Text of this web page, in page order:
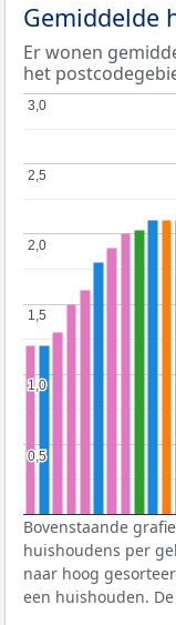
Gemiddelde
Er wonen
het
0,5
0,5
1,0
1,0
1,5
1,5
2,0
2,0
2,5
2,5
3,0
3,0
Bovenstaande
huishoudens per
naar hoog
een huishouden.